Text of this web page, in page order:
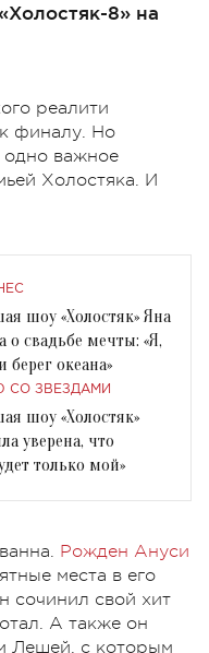
8» на
реалити
финалу. Но
важное
Холостяка. И
шоу «Холостяк» Яна
о свадьбе мечты: «Я,
океана»
СО ЗВЕЗДАМИ
шоу «Холостяк»
уверена, что
только мой»
Рожден Ануси
места в его
сочинил свой хит
А также он
Лешей, с которым